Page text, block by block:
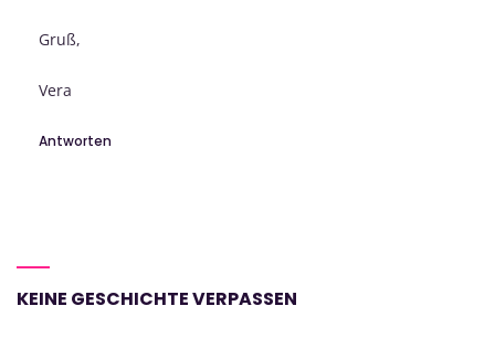
Gruß,
Vera
Antworten
KEINE GESCHICHTE VERPASSEN